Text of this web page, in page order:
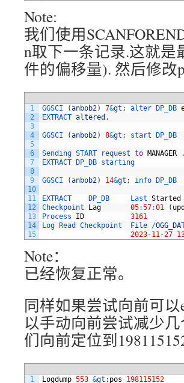
Note:
我们使用
n取下一条记录.这就是
件的偏移量). 然后修改
1
2
3
4
5
6
7
8
9
10
11
12
13
14
15
GGSCI (anbob2) 7&gt ; alter DP_DB
EXTRACT altered .
GGSCI (anbob2) 8&gt ; start DP_DB
Sending START request to MANAGER .
EXTRACT
DP_DB starting
GGSCI (anbob2) 14&gt ; info DP_DB
EXTRACT DP_DB Last Started
Checkpoint
Lag 05:57:01 (
Process ID
3161
Log
Read Checkpoint File /
2023-11-27
Note：
已经恢复正常。
同样如果尝试向前可以
以手动向前尝试减少几
们向前定位到
1 Logdump 553 &gt ; pos 198115152